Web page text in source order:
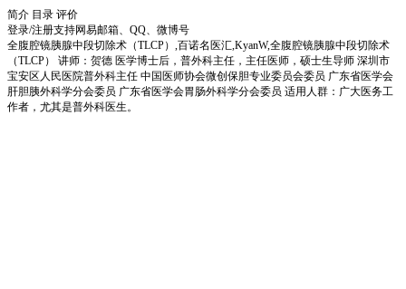
简介 目录 评价
登录/注册支持网易邮箱、QQ、微博号
全腹腔镜胰腺中段切除术（TLCP）,百诺名医汇,KyanW,全腹腔镜胰腺中段切除术
（TLCP） 讲师：贺德 医学博士后，普外科主任，主任医师，硕士生导师 深圳市
宝安区人民医院普外科主任 中国医师协会微创保胆专业委员会委员 广东省医学会
肝胆胰外科学分会委员 广东省医学会胃肠外科学分会委员 适用人群：广大医务工
作者，尤其是普外科医生。